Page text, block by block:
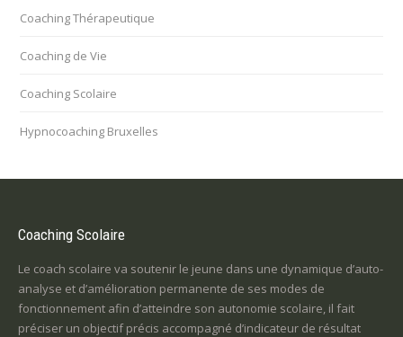
Coaching Thérapeutique
Coaching de Vie
Coaching Scolaire
Hypnocoaching Bruxelles
Coaching Scolaire
Le coach scolaire va soutenir le jeune dans une dynamique d’auto-
analyse et d’amélioration permanente de ses modes de
fonctionnement afin d’atteindre son autonomie scolaire, il fait
préciser un objectif précis accompagné d’indicateur de résultat